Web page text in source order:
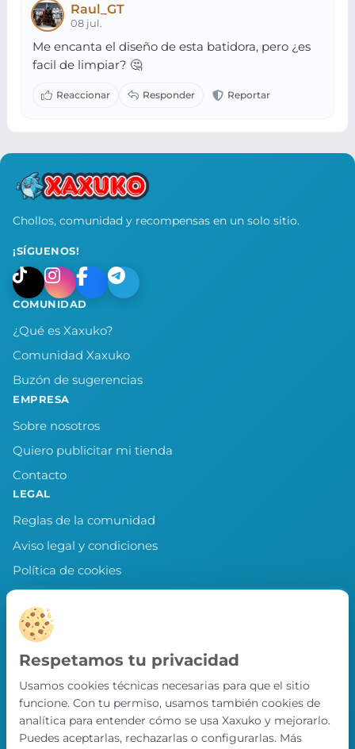
Raul_GT
08 jul.
Me encanta el diseño de esta batidora, pero ¿es
facil de limpiar? 🤔
Chollos, comunidad y recompensas en un solo sitio.
¡SÍGUENOS!
COMUNIDAD
¿Qué es Xaxuko?
Comunidad Xaxuko
Buzón de sugerencias
EMPRESA
Sobre nosotros
Quiero publicitar mi tienda
Contacto
LEGAL
Reglas de la comunidad
Aviso legal y condiciones
Política de cookies
Política de privacidad
Preferencias de cookies
LLEVA XAXUKO CONTIGO
Chollos, misiones y recompensas desde
nuestra APP.
PRÓXIMAMENTE EN
App Store
Respetamos tu privacidad
Usamos cookies técnicas necesarias para que el sitio
funcione. Con tu permiso, usamos también cookies de
analítica para entender cómo se usa Xaxuko y mejorarlo.
Puedes aceptarlas, rechazarlas o configurarlas. Más